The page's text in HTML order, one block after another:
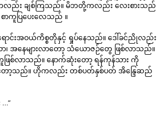
ကလည်း ချစ်ကြသည်။ မိဘတို့ကလည်း လေးစားသည်
စာကူပြပေးလေသည် ။
ာင်းအဝယ်ကိစ္စတိုနှင့် ရှုပ်နေသည်။ ဒေါ်ခင်ညိုလည်း
၊ အနေများလာတော့ သံယောဇဉ်တွေ ဖြစ်လာသည်။
ြစ်လာသည်။ နောက်ဆုံးတော့ ရန်ကုန်သား ကို
ော့သည်။ ဟိုကလည်း တစ်ပတ်နှစ်ပတ် အိန္ဒြေဆည်